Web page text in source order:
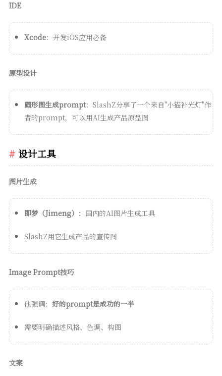
IDE
Xcode：开发iOS应用必备
原型设计
圆形图生成prompt：SlashZ分享了一个来自"小猫补光灯"作
者的prompt，可以用AI生成产品原型图
设计工具
图片生成
即梦（Jimeng） ：国内的AI图片生成工具
SlashZ用它生成产品的宣传图
Image Prompt技巧
他强调： 好的prompt是成功的一半
需要明确描述风格、色调、构图
文案